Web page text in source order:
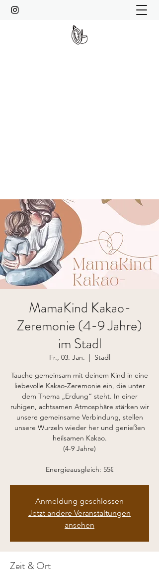
MamaKind Kakao-
Zeremonie (4-9 Jahre)
im Stadl
Fr., 03. Jan.
  |
Stadl
Tauche gemeinsam mit deinem Kind in eine
liebevolle Kakao-Zeremonie ein, die unter
dem Thema „Erdung“ steht. In einer
ruhigen, achtsamen Atmosphäre stärken wir
unsere gemeinsame Verbindung, stellen
unsere Wurzeln wieder her und genießen
heilsamen Kakao.
(4-9 Jahre)
Energieausgleich: 55€
Anmeldung geschlossen
Jetzt andere Veranstaltungen
ansehen
Zeit & Ort